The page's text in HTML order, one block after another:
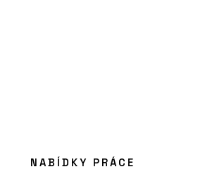
PRODUKTY
NABÍDKY PRÁCE